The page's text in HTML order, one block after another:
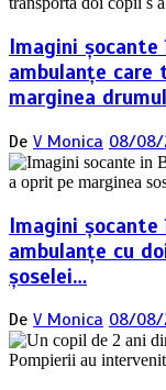
articole
Imagini șocante
ambulanțe
marginea
De V Monica 08/08/
Imagini șocante
ambulanțe cu
șoselei…
De V Monica 08/08/